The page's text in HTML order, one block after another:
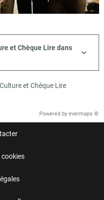
et Chèque Lire dans
et Chèque Lire
Powered by evermaps ©
cookies